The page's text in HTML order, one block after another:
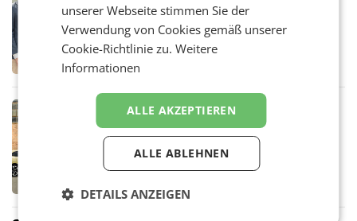
Alles bereit für den Wechsel: Jürgen
Albrecht setzt ab 1.1.2027 auf Adeg
WIENER NEUDORF. – Die geplante
Zusammenarbeit zwischen Adeg und dem
Vorarlberger Kaufmann Jürgen Albrecht ist
Bundeswettbewerbsbehörde und der
Bundeskartellanwalt
MOBILITY BUSINESS
Rekordergebnis im Juli: Leapmotor
verdoppelt Auslieferungen und
überschreitet die 100.000er-Marke
– Im Juli 2026 erreichte Leapmotor einen
101.267 Fahrzeuge aus, womit sich das
unserer Webseite stimmen Sie der
Verwendung von Cookies gemäß unserer
Cookie-Richtlinie zu.Weitere
Informationen
ALLE AKZEPTIEREN
ALLE ABLEHNEN
DETAILS ANZEIGEN